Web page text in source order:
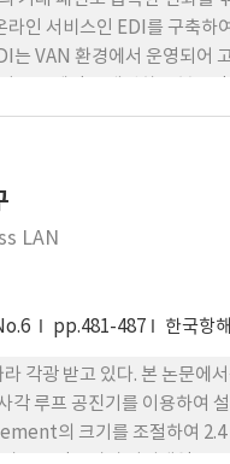
인 서비스인 EDI를 구축하
는 VAN 환경에서 운영되어
하다. 따라서 본 연구에서
(push)방식을 개선시켜 다
하고자 한다.
LAN
pp.481-487 한국항
각광 받고 있다. 본 논문에
루프 공진기를 이용하여
의 크기를 조절하여 2.4